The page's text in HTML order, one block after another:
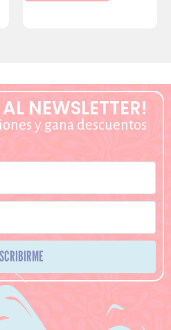
NEWSLETTER!
y gana descuentos